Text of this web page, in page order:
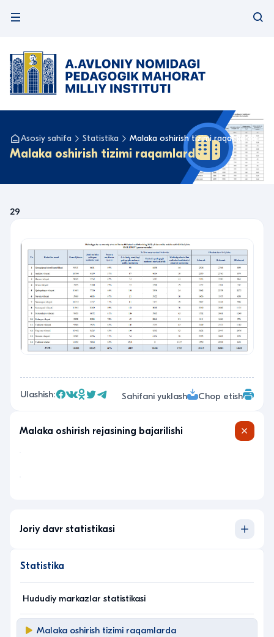
Asosiy sahifa Statistika Malaka oshirish tizimi raqamlarda
Malaka oshirish tizimi raqamlarda
29
Ulashish: Sahifani yuklash Chop etish
Malaka oshirish rejasining bajarilishi
Joriy davr statistikasi
Statistika
Hududiy markazlar statistikasi
Malaka oshirish tizimi raqamlarda